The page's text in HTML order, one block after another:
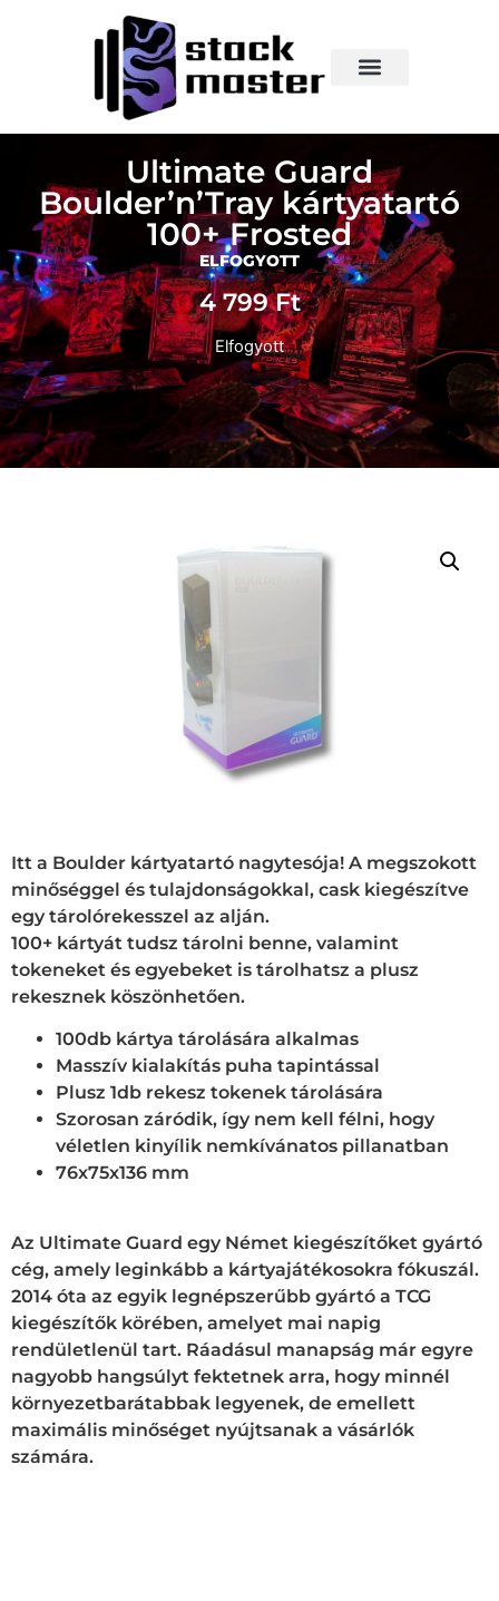
Ultimate Guard
Boulder’n’Tray kártyatartó
100+ Frosted
ELFOGYOTT
4 799Ft
Elfogyott
Itt a Boulder kártyatartó nagytesója! A megszokott
minőséggel és tulajdonságokkal, cask kiegészítve
egy tárolórekesszel az alján.
100+ kártyát tudsz tárolni benne, valamint
tokeneket és egyebeket is tárolhatsz a plusz
rekesznek köszönhetően.
100db kártya tárolására alkalmas
Masszív kialakítás puha tapintással
Plusz 1db rekesz tokenek tárolására
Szorosan záródik, így nem kell félni, hogy
véletlen kinyílik nemkívánatos pillanatban
76x75x136 mm
Az Ultimate Guard egy Német kiegészítőket gyártó
cég, amely leginkább a kártyajátékosokra fókuszál.
2014 óta az egyik legnépszerűbb gyártó a TCG
kiegészítők körében, amelyet mai napig
rendületlenül tart. Ráadásul manapság már egyre
nagyobb hangsúlyt fektetnek arra, hogy minnél
környezetbarátabbak legyenek, de emellett
maximális minőséget nyújtsanak a vásárlók
számára.